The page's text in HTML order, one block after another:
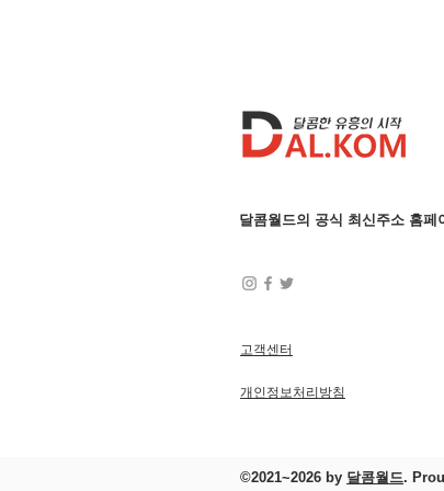
달콤월드의 공식 최신주소 홈
고객센터
개인정보처리방침
©2021~2026 by 달콤월드.